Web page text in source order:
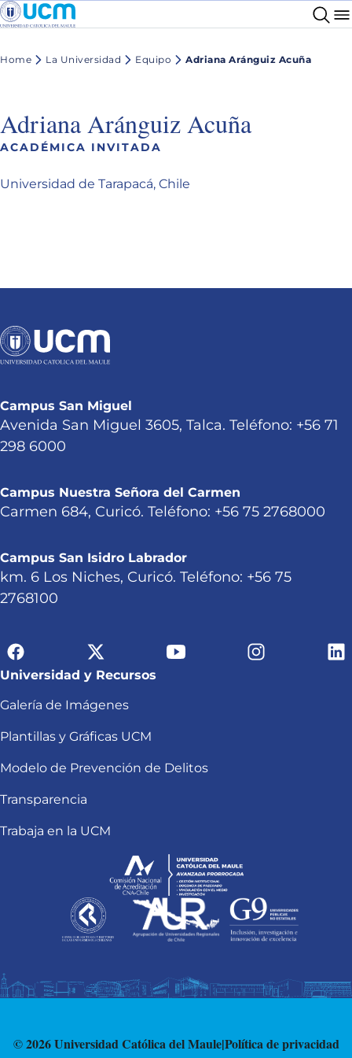
Home La Universidad Equipo Adriana Aránguiz Acuña
Adriana Aránguiz Acuña
ACADÉMICA INVITADA
Universidad de Tarapacá, Chile
Campus San Miguel
Avenida San Miguel 3605, Talca. Teléfono: +56 71
298 6000
Campus Nuestra Señora del Carmen
Carmen 684, Curicó. Teléfono: +56 75 2768000
Campus San Isidro Labrador
km. 6 Los Niches, Curicó. Teléfono: +56 75
2768100
Universidad y Recursos
Galería de Imágenes
Plantillas y Gráficas UCM
Modelo de Prevención de Delitos
Transparencia
Trabaja en la UCM
© 2026 Universidad Católica del Maule|Política de privacidad